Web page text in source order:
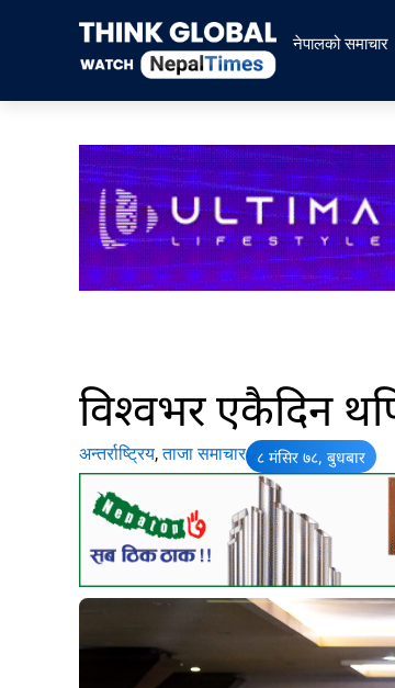
नेपालको समाचार
विश्वभर एकैदिन
अन्तर्राष्ट्रिय,ताजा समाचार ८ मंसिर ७८, बुधबार